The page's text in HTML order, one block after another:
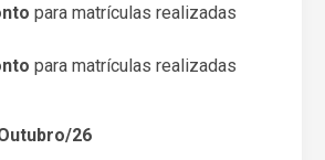
para matrículas realizadas
para matrículas realizadas
26